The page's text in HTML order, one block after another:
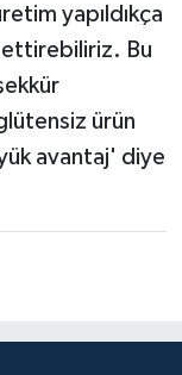
yapıldıkça
ettirebiliriz. Bu
ürün
avantaj' diye